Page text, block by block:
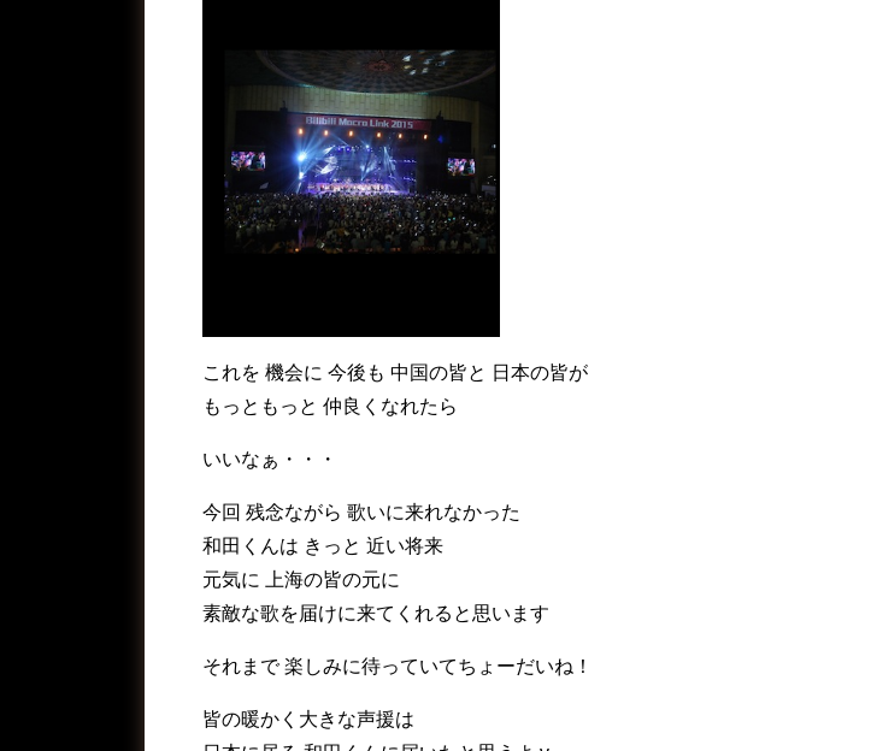
これを 機会に 今後も 中国の皆と 日本の皆が
もっともっと 仲良くなれたら
いいなぁ・・・
今回 残念ながら 歌いに来れなかった
和田くんは きっと 近い将来
元気に 上海の皆の元に
素敵な歌を届けに来てくれると思います
それまで 楽しみに待っていてちょーだいね！
皆の暖かく大きな声援は